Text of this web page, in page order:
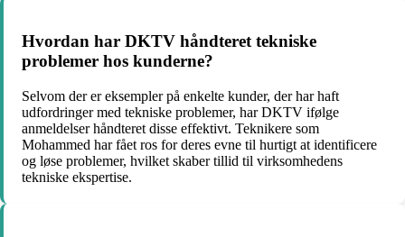
Hvordan har DKTV håndteret tekniske
problemer hos kunderne?
Selvom der er eksempler på enkelte kunder, der har haft
udfordringer med tekniske problemer, har DKTV ifølge
anmeldelser håndteret disse effektivt. Teknikere som
Mohammed har fået ros for deres evne til hurtigt at identificere
og løse problemer, hvilket skaber tillid til virksomhedens
tekniske ekspertise.